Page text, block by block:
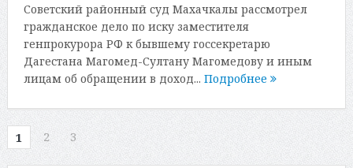
Советский районный суд Махачкалы рассмотрел
гражданское дело по иску заместителя
генпрокурора РФ к бывшему госсекретарю
Дагестана Магомед-Султану Магомедову и иным
лицам об обращении в доход... Подробнее
1 2 3